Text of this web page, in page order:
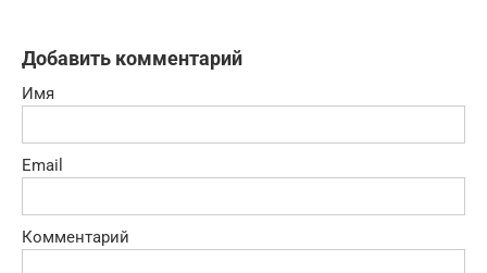
Добавить комментарий
Имя
Email
Комментарий